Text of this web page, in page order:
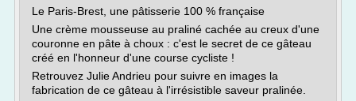
Le Paris-Brest, une pâtisserie 100 % française
Une crème mousseuse au praliné cachée au creux d'une
couronne en pâte à choux : c'est le secret de ce gâteau
créé en l'honneur d'une course cycliste !
Retrouvez Julie Andrieu pour suivre en images la
fabrication de ce gâteau à l'irrésistible saveur pralinée.